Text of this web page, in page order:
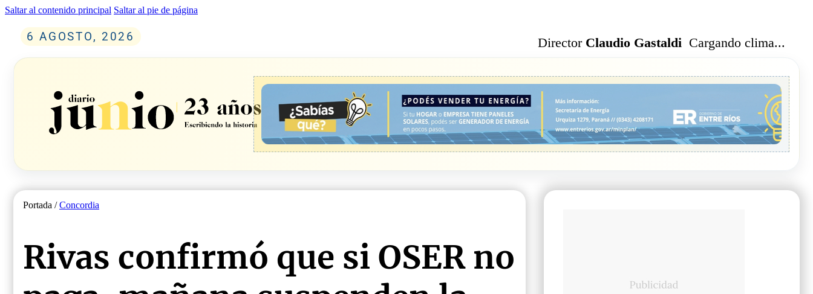
Saltar al contenido principal Saltar al pie de página
6 AGOSTO, 2026 Director Claudio Gastaldi Cargando clima...
Portada /Concordia
Rivas confirmó que si OSER no